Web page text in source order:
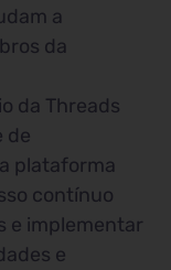
a
da
da Threads
de
plataforma
contínuo
e implementar
e